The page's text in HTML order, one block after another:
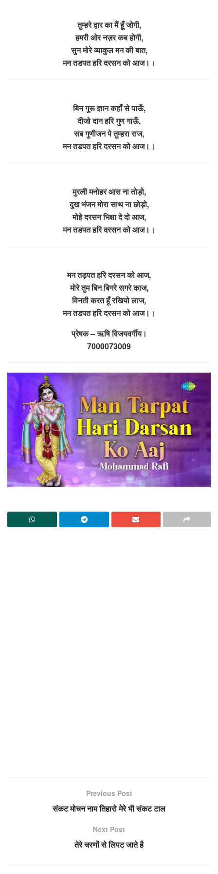
तुम्हरे द्वार का मैं हूँ जोगी,
हमरी ओर नज़र कब होगी,
सुन मोरे व्याकुल मन की बात,
मन तडपत हरि दरसन को आज।।
बिन गुरू ज्ञान कहाँ से पाऊँ,
दीजो दान हरि गुण गाऊँ,
सब गुणीजन पे तुम्हरा राज,
मन तडपत हरि दरसन को आज।।
मुरली मनोहर आस ना तोड़ो,
दुख भंजन मोरा साथ ना छोड़ो,
मोहे दरसन भिक्षा दे दो आज,
मन तडपत हरि दरसन को आज।।
मन तड़पत हरि दरसन को आज,
मोरे तुम बिन बिगरे सगरे काज,
विनती करत हूँ रखियो लाज,
मन तडपत हरि दरसन को आज।।
प्रेषक – ऋषि विजयवर्गीय।
7000073009
Previous Post
संकट मोचन नाम तिहारो मेरे भी संकट टाल
Next Post
तेरे चरणों से लिपट जाते है